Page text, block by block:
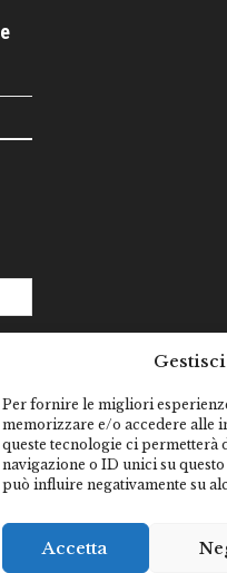
Per fornire le migliori
memorizzare e/o accedere alle
queste tecnologie ci
navigazione o ID unici su
può influire negativamente su
Accetta